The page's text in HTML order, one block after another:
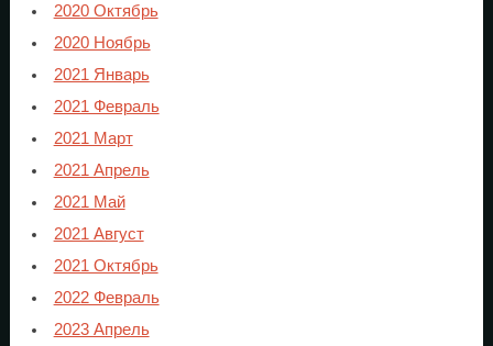
2020 Октябрь
2020 Ноябрь
2021 Январь
2021 Февраль
2021 Март
2021 Апрель
2021 Май
2021 Август
2021 Октябрь
2022 Февраль
2023 Апрель